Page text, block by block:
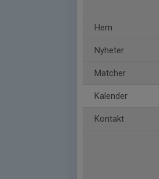
Hem
Nyheter
Matcher
Kalender
Kontakt